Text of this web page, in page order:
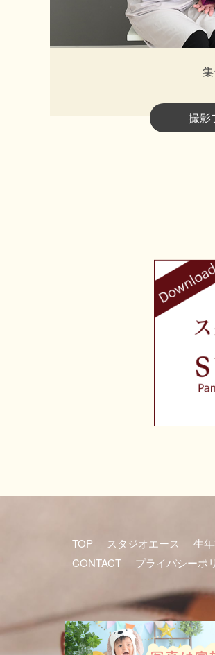
撮影
TOP スタジオエース 生
CONTACT
プライバシーポ